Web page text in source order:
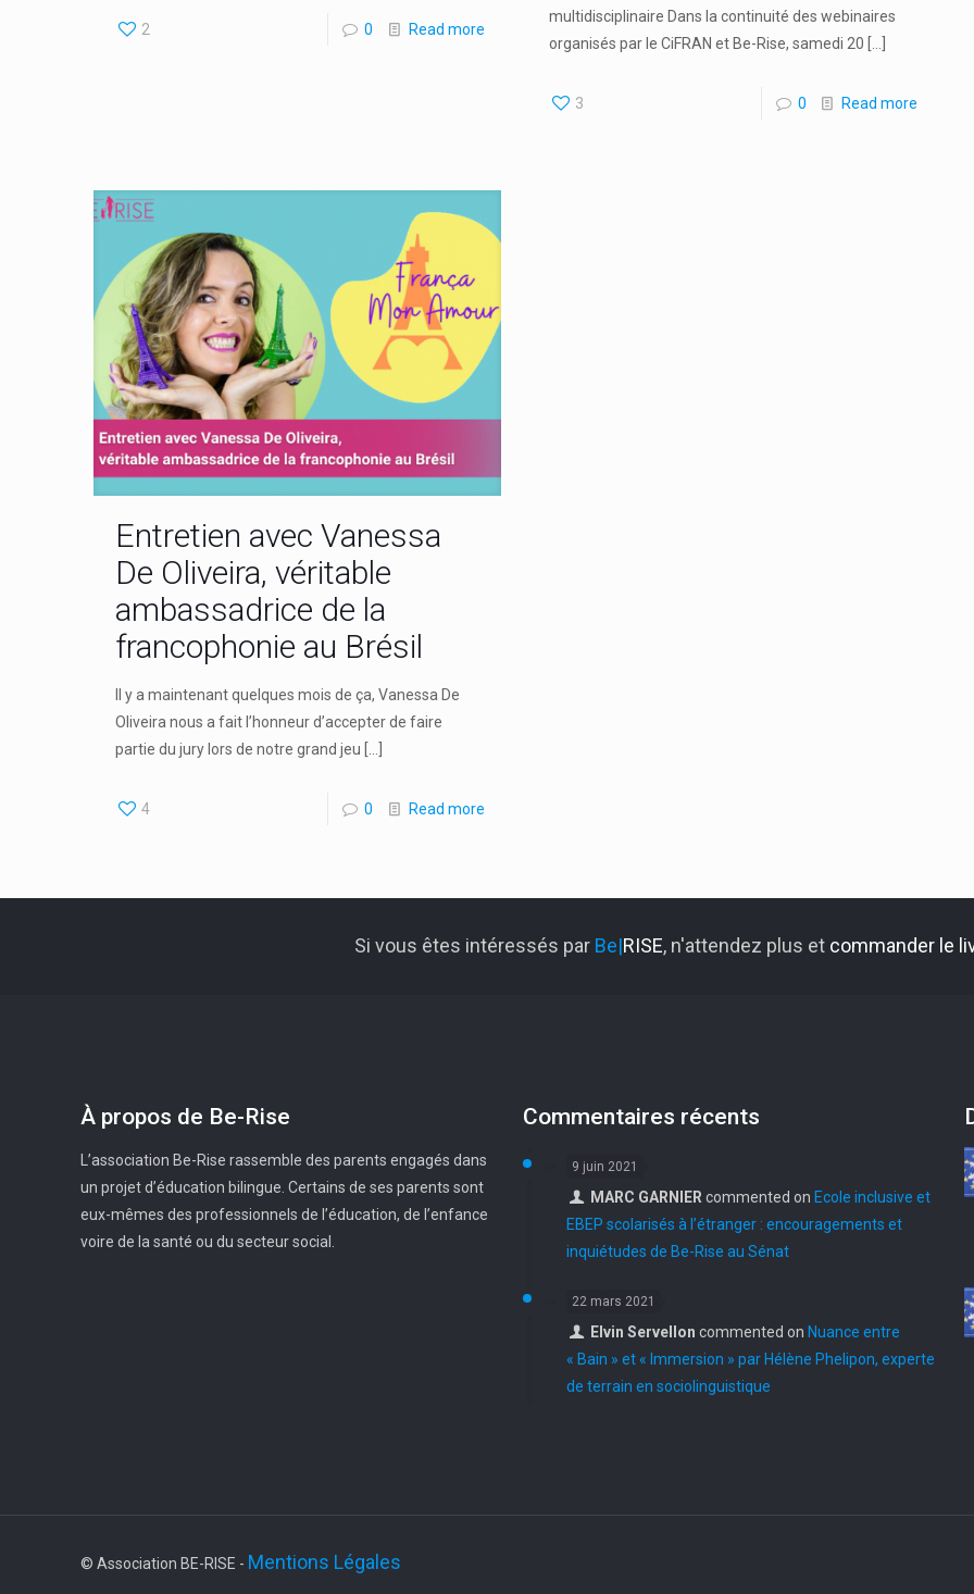
2 0 Read more
multidisciplinaire Dans la continuité des webinaires
organisés par le CiFRAN et Be-Rise, samedi 20 […]
3 0 Read more
Entretien avec Vanessa
De Oliveira, véritable
ambassadrice de la
francophonie au Brésil
Il y a maintenant quelques mois de ça, Vanessa De
Oliveira nous a fait l’honneur d’accepter de faire
partie du jury lors de notre grand jeu
4 0 Read more
Si vous êtes intéressés par Be|RISE, n'attendez plus et commander le
À propos de Be-Rise
L’association Be-Rise rassemble des parents engagés dans
un projet d’éducation bilingue. Certains de ses parents sont
eux-mêmes des professionnels de l’éducation, de l’enfance
voire de la santé ou du secteur social.
Commentaires récents
9 juin 2021
MARC GARNIER commented on Ecole inclusive et
EBEP scolarisés à l’étranger : encouragements et
inquiétudes de Be-Rise au Sénat
22 mars 2021
Elvin Servellon commented on Nuance entre
« Bain » et « Immersion » par Hélène Phelipon, experte
de terrain en sociolinguistique
© Association BE-RISE - Mentions Légales